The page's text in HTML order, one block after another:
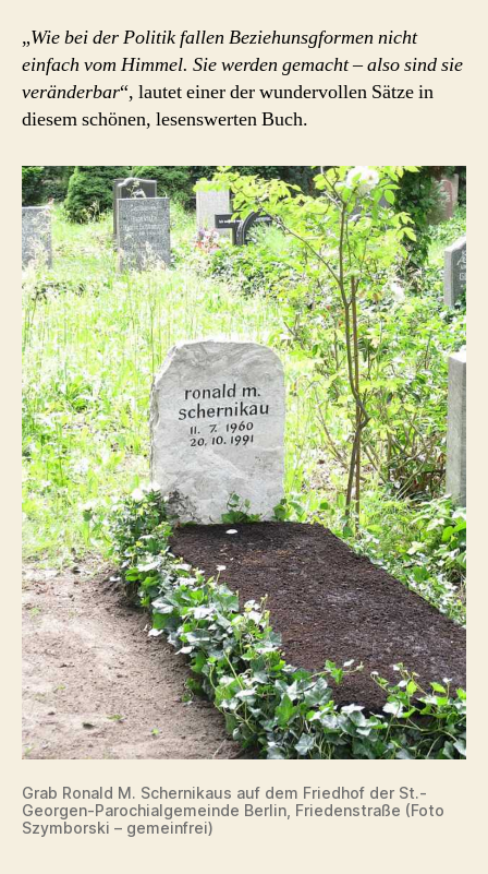
„Wie bei der Politik fallen Beziehunsgformen nicht
einfach vom Himmel. Sie werden gemacht – also sind sie
veränderbar“, lautet einer der wundervollen Sätze in
diesem schönen, lesenswerten Buch.
Grab Ronald M. Schernikaus auf dem Friedhof der St.-
Georgen-Parochialgemeinde Berlin, Friedenstraße (Foto
Szymborski – gemeinfrei)